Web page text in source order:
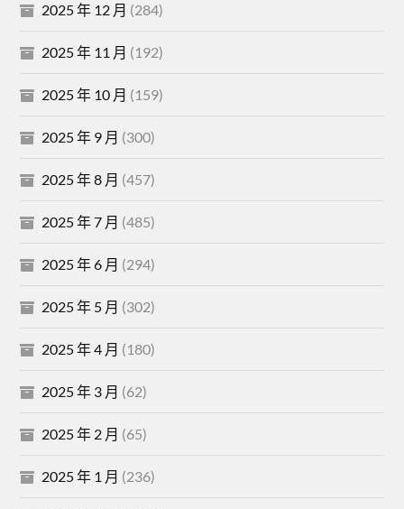
2025 年 12 月 (284)
2025 年 11 月 (192)
2025 年 10 月 (159)
2025 年 9 月 (300)
2025 年 8 月 (457)
2025 年 7 月 (485)
2025 年 6 月 (294)
2025 年 5 月 (302)
2025 年 4 月 (180)
2025 年 3 月 (62)
2025 年 2 月 (65)
2025 年 1 月 (236)